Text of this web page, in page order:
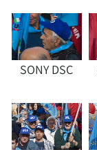
SONY DSC